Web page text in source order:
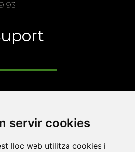
servir cookies
lloc web utilitza cookies i
93